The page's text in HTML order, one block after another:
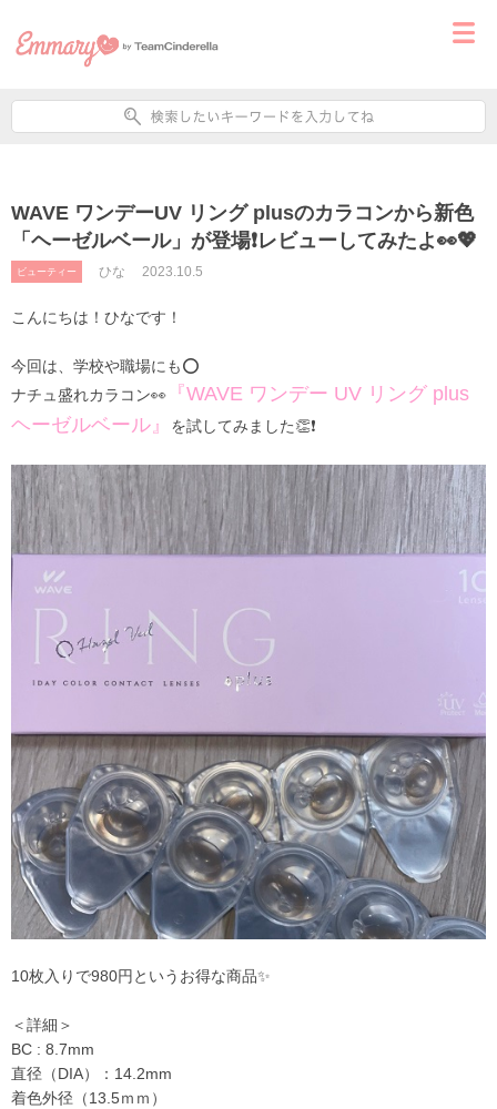
WAVE ワンデーUV リング plusのカラコンから新色
「ヘーゼルベール」が登場❗レビューしてみたよ👀💖
ビューティー ひな 2023.10.5
こんにちは！ひなです！
今回は、学校や職場にも⭕️
ナチュ盛れカラコン👀
『WAVE ワンデー UV リング plus
ヘーゼルベール』
を試してみました👏❗
10枚入りで980円というお得な商品✨
＜詳細＞
BC : 8.7mm
直径（DIA）：14.2mm
着色外径（13.5ｍｍ）